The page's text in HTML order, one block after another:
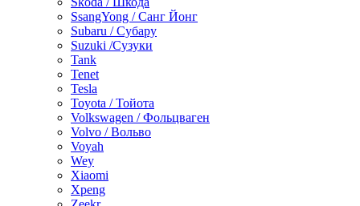
SsangYong / Санг Йонг
Subaru / Субару
Suzuki /Сузуки
Tank
Tenet
Tesla
Toyota / Тойота
Volkswagen / Фольцваген
Volvo / Вольво
Voyah
Wey
Xiaomi
Xpeng